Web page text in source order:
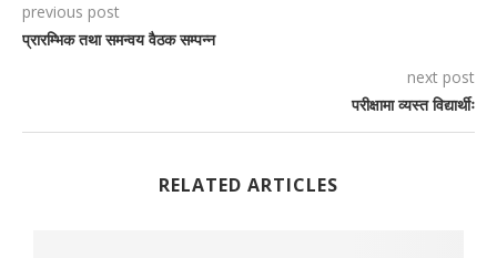
previous post
प्रारम्भिक तथा समन्वय वैठक सम्पन्न
next post
परीक्षामा व्यस्त विद्यार्थीः
RELATED ARTICLES